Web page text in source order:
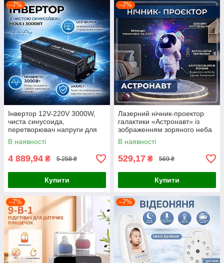
–7%
Інвертор 12V-220V 3000W,
чиста синусоида,
перетворювач напруги для
дому
В наявності
4 889,94 ₴ 5 258 ₴
Купити
–7%
Лазерний нічник-проектор
галактики «Астронавт» із
зображенням зоряного неба
та пультом дистанційного
керування,
В наявності
529,17 ₴ 569 ₴
Купити
–7% –7%